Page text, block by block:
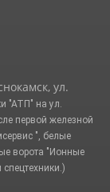
ул.
"АТП" на ул.
первой железной
", белые
ворота "Ионные